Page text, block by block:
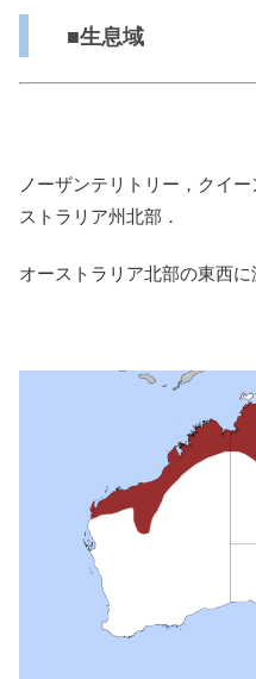
■生息域
ノーザンテリトリー，クイ
ストラリア州北部．
オーストラリア北部の東西